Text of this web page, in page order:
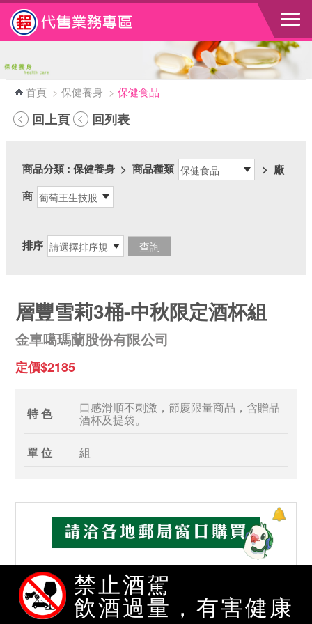
跳到主要內容區塊
首頁 > 保健養身 > 保健食品
回上頁 回列表
商品分類: 保健養身 > 商品種類 > 廠
商
排序
層豐雪莉3桶-中秋限定酒杯組
金車噶瑪蘭股份有限公司
定價$2185
特 色 口感滑順不刺激，節慶限量商品，含贈品
酒杯及提袋。
單 位 組
禁止酒駕
飲酒過量，有害健康